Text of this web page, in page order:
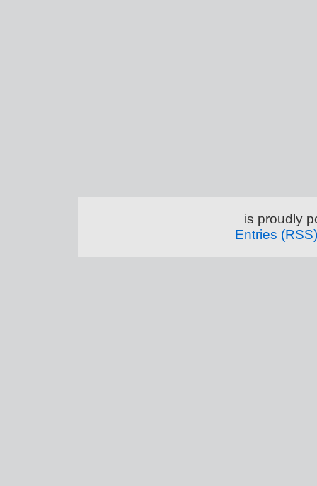
is proudly
Entries (RSS)